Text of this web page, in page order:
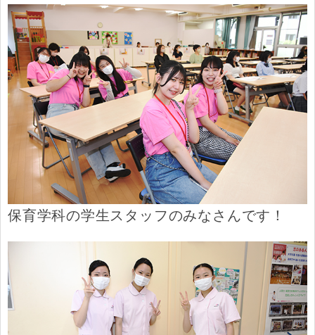
保育学科の学生スタッフのみなさんです！